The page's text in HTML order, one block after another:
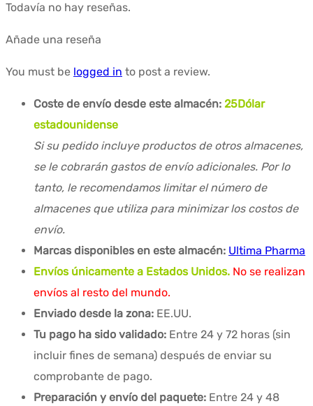
Todavía no hay reseñas.
Añade una reseña
You must be logged in to post a review.
Coste de envío desde este almacén: 25Dólar
estadounidense
Si su pedido incluye productos de otros almacenes,
se le cobrarán gastos de envío adicionales. Por lo
tanto, le recomendamos limitar el número de
almacenes que utiliza para minimizar los costos de
envío.
Marcas disponibles en este almacén: Ultima Pharma
Envíos únicamente a Estados Unidos. No se realizan
envíos al resto del mundo.
Enviado desde la zona: EE.UU.
Tu pago ha sido validado: Entre 24 y 72 horas (sin
incluir fines de semana) después de enviar su
comprobante de pago.
Preparación y envío del paquete: Entre 24 y 48